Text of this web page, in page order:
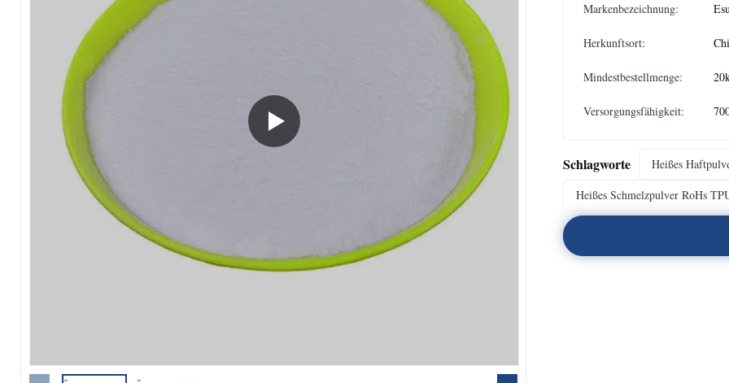
Markenbezeichnung:
Herkunftsort:
Mindestbestellmenge:
Versorgungsfähigkeit:
Schlagworte Heißes
Heißes Schmelzpulver RoHs